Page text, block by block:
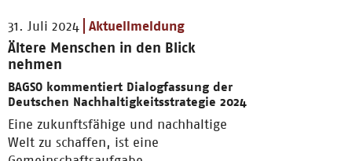
31. Juli 2024 Aktuellmeldung
Ältere Menschen in den Blick
nehmen
BAGSO kommentiert Dialogfassung der
Deutschen Nachhaltigkeitsstrategie 2024
Eine zukunftsfähige und nachhaltige
Welt zu schaffen, ist eine